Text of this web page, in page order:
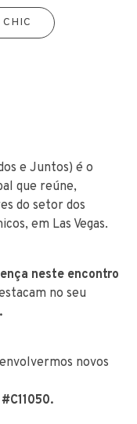
CHIC
e Juntos) é o
que reúne,
do setor dos
em Las Vegas.
neste encontro
no seu
novos